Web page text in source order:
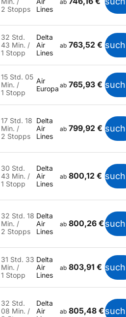
2 Stopps
Lines
ab
32 Std.
43 Min. /
1 Stopp
Delta
Air
Lines
ab 763,52 €
15 Std. 05
Min. /
1 Stopp
Air
Europa ab 765,93 €
17 Std. 18
Min. /
2 Stopps
Delta
Air
Lines
ab 799,92 €
30 Std.
43 Min. /
1 Stopp
Delta
Air
Lines
ab 800,12 €
32 Std. 18
Min. /
2 Stopps
Delta
Air
Lines
ab 800,26 €
31 Std. 33
Min. /
1 Stopp
Delta
Air
Lines
ab 803,91 €
32 Std.
08 Min. /
Delta
Air
ab 805,48 €